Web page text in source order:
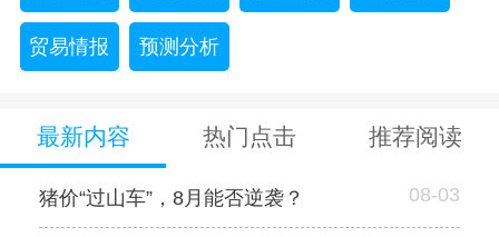
贸易情报 预测分析
最新内容 热门点击 推荐阅读
猪价“过山车”，8月能否逆袭？ 08-03